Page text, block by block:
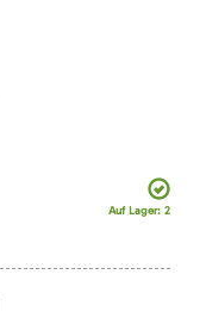
Auf Lager: 2